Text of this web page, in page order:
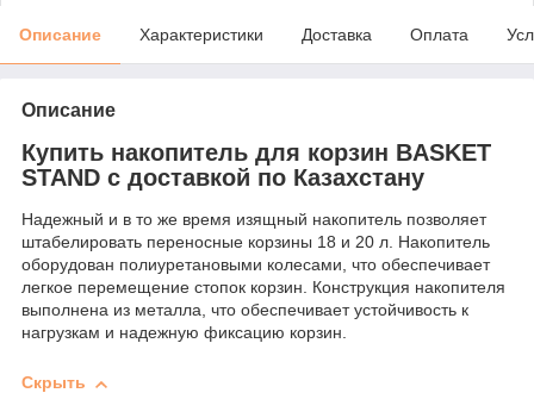
Описание Характеристики Доставка Оплата
Описание
Купить накопитель для корзин BASKET
STAND с доставкой по Казахстану
Надежный и в то же время изящный накопитель позволяет
штабелировать переносные корзины 18 и 20 л. Накопитель
оборудован полиуретановыми колесами, что обеспечивает
легкое перемещение стопок корзин. Конструкция накопителя
выполнена из металла, что обеспечивает устойчивость к
нагрузкам и надежную фиксацию корзин.
Скрыть